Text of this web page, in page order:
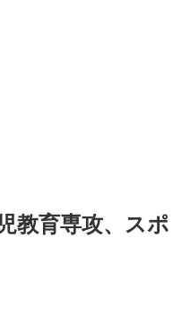
教育専攻、スポ